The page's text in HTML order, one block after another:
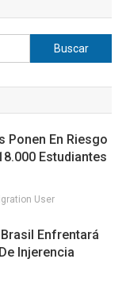
Buscar:
Ponen En Riesgo
Estudiantes
User
Enfrentará
Injerencia